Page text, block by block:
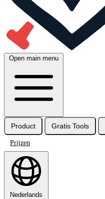
Open main menu
Product Gratis Tools
Prijzen
Nederlands